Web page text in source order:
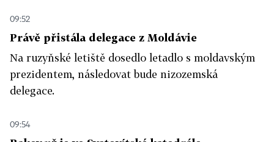
09:52
Právě přistála delegace z Moldávie
Na ruzyňské letiště dosedlo letadlo s moldavským
prezidentem, následovat bude nizozemská
delegace.
09:54